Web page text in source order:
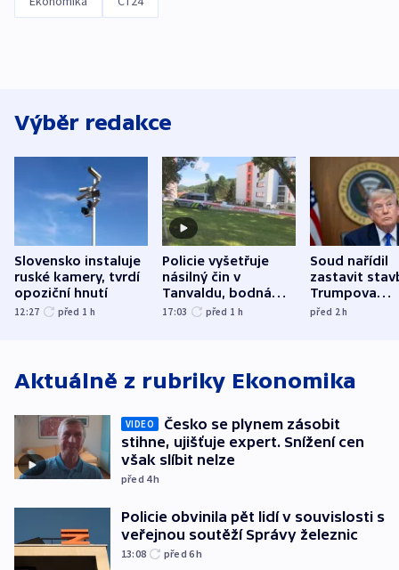
Výběr redakce
Slovensko instaluje
ruské kamery, tvrdí
opoziční hnutí
12:27 před 1 h
Policie vyšetřuje
násilný čin v
Tanvaldu, bodná
zranění při něm
17:03 před 1 h
Soud nařídil
zastavit
Trumpova
tanečního
před 2h
Aktuálně z rubriky Ekonomika
VIDEO
Česko se plynem zásobit
stihne, ujišťuje expert. Snížení cen
však slíbit nelze
před 4h
Policie obvinila pět lidí v souvislosti s
veřejnou soutěží Správy železnic
13:08 před 6h